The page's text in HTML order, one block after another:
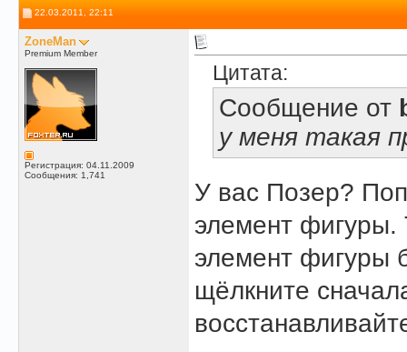
22.03.2011, 22:11
ZoneMan
Premium Member
Регистрация: 04.11.2009
Сообщения: 1,741
Цитата:
Сообщение от
у меня такая
У вас Позер?
элемент фигуры.
элемент фигуры
щёлкните